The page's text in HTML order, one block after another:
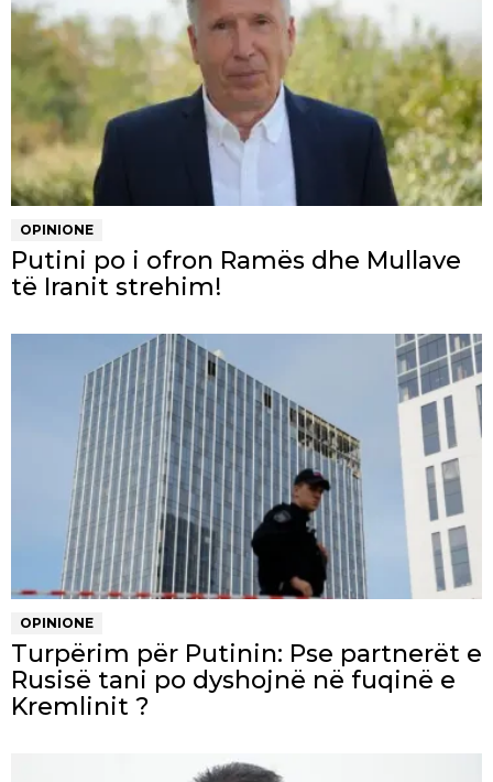
OPINIONE
Putini po i ofron Ramës dhe Mullave
të Iranit strehim!
OPINIONE
Turpërim për Putinin: Pse partnerët e
Rusisë tani po dyshojnë në fuqinë e
Kremlinit ?